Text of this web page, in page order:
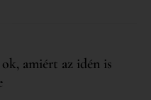
amiért az idén is